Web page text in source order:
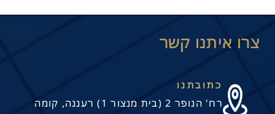
כתובתנו
רח' הנופר 2 (בית מנצור 1) רעננה, קומה